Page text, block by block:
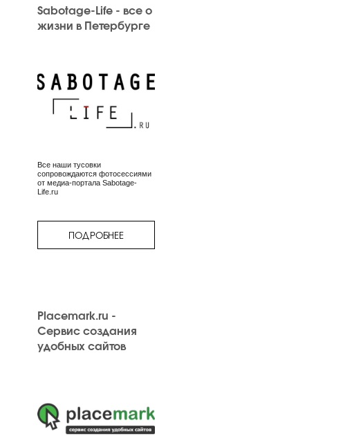
Sabotage-Life - все о
жизни в Петербурге
Все наши тусовки
сопровождаются фотосессиями
от медиа-портала Sabotage-
Life.ru
ПОДРОБНЕЕ
Placemark.ru -
Сервис создания
удобных сайтов